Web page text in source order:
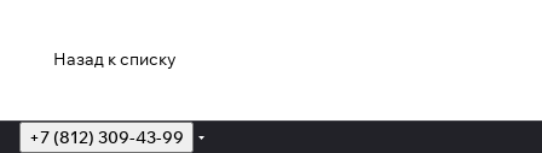
Назад к списку
+7 (812) 309-43-99